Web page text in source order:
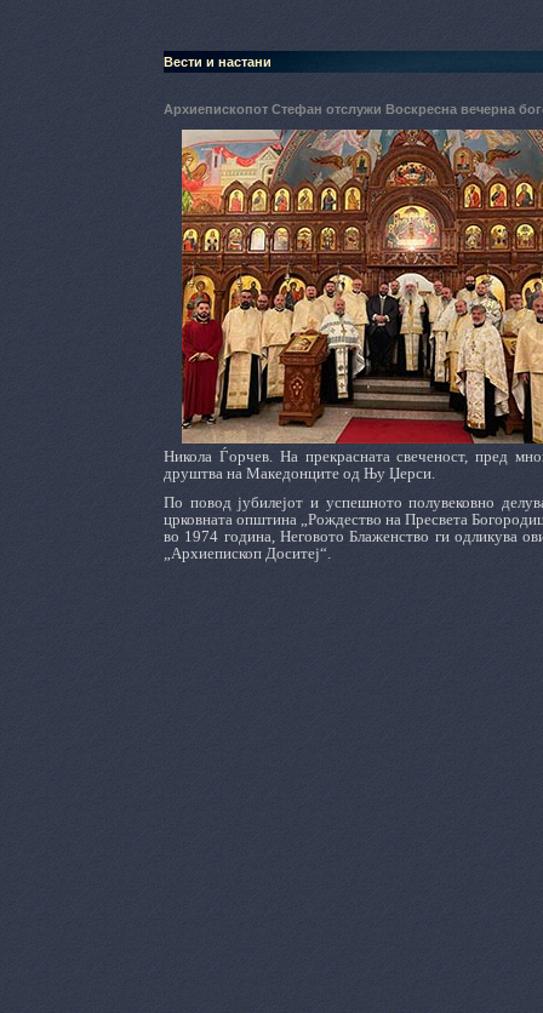
Вести и настани
Архиепископот Стефан отслужи Воскресна вечерна
Никола Ѓорчев. На прекрасната свеченост, пред
друштва на Македонците од Њу Џерси.
По повод јубилејот и успешното полувековно
црковната општина „Рождество на Пресвета
во 1974 година, Неговото Блаженство ги одликува
„Архиепископ Доситеј“.